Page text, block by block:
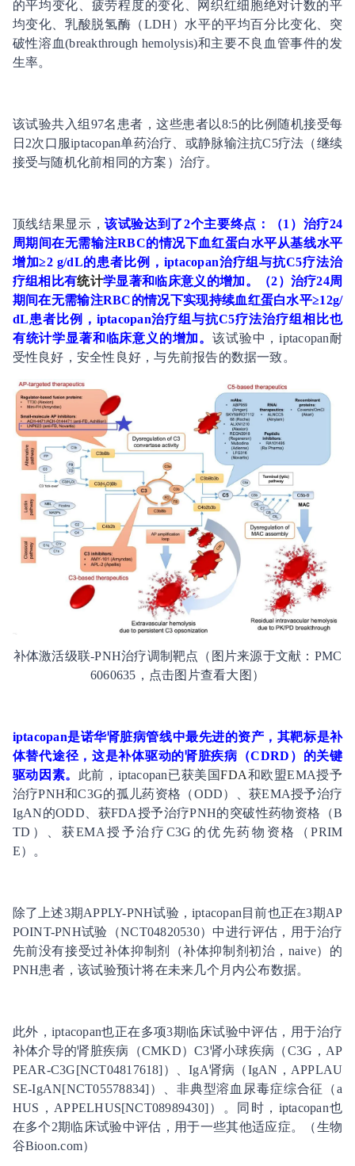
的平均变化、疲劳程度的变化、网织红细胞绝对计数的平
均变化、乳酸脱氢酶（LDH）水平的平均百分比变化、突
破性溶血(breakthrough hemolysis)和主要不良血管事件的发
生率。
该试验共入组97名患者，这些患者以8:5的比例随机接受每
日2次口服iptacopan单药治疗、或静脉输注抗C5疗法（继续
接受与随机化前相同的方案）治疗。
顶线结果显示，该试验达到了2个主要终点：（1）治疗24
周期间在无需输注RBC的情况下血红蛋白水平从基线水平
增加≥2 g/dL的患者比例，iptacopan治疗组与抗C5疗法治
疗组相比有统计学显著和临床意义的增加。（2）治疗24周
期间在无需输注RBC的情况下实现持续血红蛋白水平≥12g/
dL患者比例，iptacopan治疗组与抗C5疗法治疗组相比也
有统计学显著和临床意义的增加。该试验中，iptacopan耐
受性良好，安全性良好，与先前报告的数据一致。
补体激活级联-PNH治疗调制靶点（图片来源于文献：PMC
6060635，点击图片查看大图）
iptacopan是诺华肾脏病管线中最先进的资产，其靶标是补
体替代途径，这是补体驱动的肾脏疾病（CDRD）的关键
驱动因素。 此前，iptacopan已获美国FDA和欧盟EMA授予
治疗PNH和C3G的孤儿药资格（ODD）、获EMA授予治疗
IgAN的ODD、获FDA授予治疗PNH的突破性药物资格（B
TD）、获EMA授予治疗C3G的优先药物资格（PRIM
E）。
除了上述3期APPLY-PNH试验，iptacopan目前也正在3期AP
POINT-PNH试验（NCT04820530）中进行评估，用于治疗
先前没有接受过补体抑制剂（补体抑制剂初治，naive）的
PNH患者，该试验预计将在未来几个月内公布数据。
此外，iptacopan也正在多项3期临床试验中评估，用于治疗
补体介导的肾脏疾病（CMKD）C3肾小球疾病（C3G，AP
PEAR-C3G[NCT04817618]）、IgA肾病（IgAN，APPLAU
SE-IgAN[NCT05578834]）、非典型溶血尿毒症综合征（a
HUS，APPELHUS[NCT08989430]）。同时，iptacopan也
在多个2期临床试验中评估，用于一些其他适应症。（生物
谷Bioon.com）